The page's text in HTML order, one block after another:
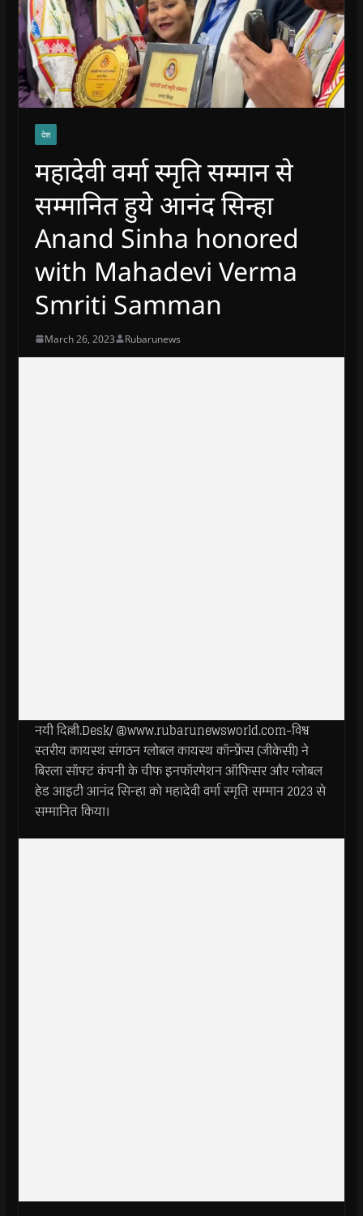
देश
महादेवी वर्मा स्‍मृति सम्‍मान से
सम्मानित हुये आनंद सिन्हा
Anand Sinha honored
with Mahadevi Verma
Smriti Samman
March 26, 2023 Rubarunews
नयी दिल्ली.Desk/ @www.rubarunewsworld.com-विश्व
स्तरीय कायस्थ संगठन ग्लोबल कायस्थ कॉन्फ्रेंस (जीकेसी) ने
बिरला सॉफ्ट कंपनी के चीफ इनफॉरमेशन ऑफिसर और ग्लोबल
हेड आइटी आनंद सिन्हा को महादेवी वर्मा स्‍मृति सम्‍मान 2023 से
सम्मानित किया।